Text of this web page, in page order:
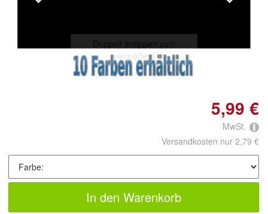
Doppelt antippen zum
vergrößern
5,99 €
MwSt.
Versandkosten nur 2,79 €
In den Warenkorb